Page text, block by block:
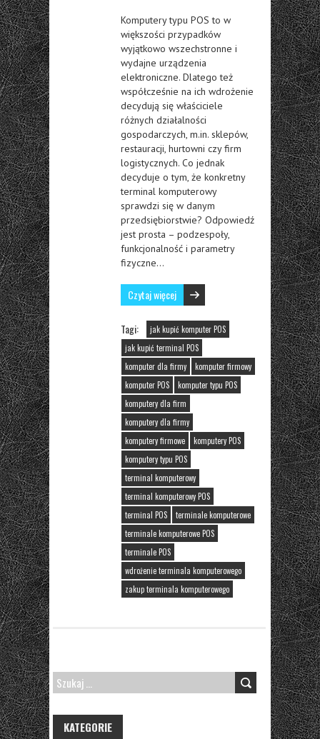
Komputery typu POS to w
większości przypadków
wyjątkowo wszechstronne i
wydajne urządzenia
elektroniczne. Dlatego też
współcześnie na ich wdrożenie
decydują się właściciele
różnych działalności
gospodarczych, m.in. sklepów,
restauracji, hurtowni czy firm
logistycznych. Co jednak
decyduje o tym, że konkretny
terminal komputerowy
sprawdzi się w danym
przedsiębiorstwie? Odpowiedź
jest prosta – podzespoły,
funkcjonalność i parametry
fizyczne…
Czytaj więcej
Tagi:
jak kupić komputer POS
jak kupić terminal POS
komputer dla firmy
komputer firmowy
komputer POS
komputer typu POS
komputery dla firm
komputery dla firmy
komputery firmowe
komputery POS
komputery typu POS
terminal komputerowy
terminal komputerowy POS
terminal POS
terminale komputerowe
terminale komputerowe POS
terminale POS
wdrożenie terminala komputerowego
zakup terminala komputerowego
SZUKAJ:
KATEGORIE